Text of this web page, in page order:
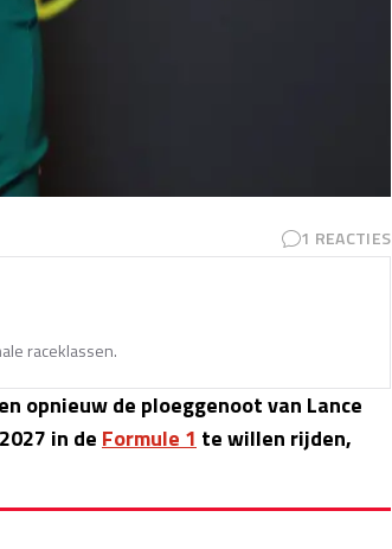
1 REACTIES
raceklassen.
opnieuw de ploeggenoot van Lance
in de Formule 1 te willen rijden,